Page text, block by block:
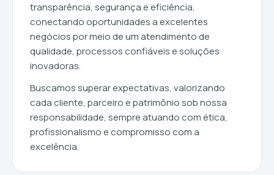
transparência, segurança e eficiência,
conectando oportunidades a excelentes
negócios por meio de um atendimento de
qualidade, processos confiáveis e soluções
inovadoras.
Buscamos superar expectativas, valorizando
cada cliente, parceiro e patrimônio sob nossa
responsabilidade, sempre atuando com ética,
profissionalismo e compromisso com a
excelência.